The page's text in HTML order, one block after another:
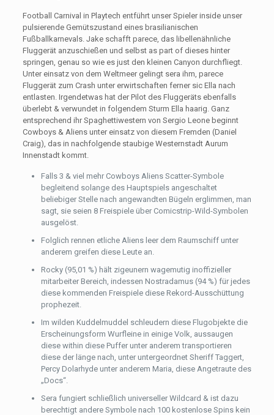
Football Carnival in Playtech entführt unser Spieler inside unser
pulsierende Gemütszustand eines brasilianischen
Fußballkarnevals. Jake schafft parece, das libellenähnliche
Fluggerät anzuschießen und selbst as part of dieses hinter
springen, genau so wie es just den kleinen Canyon durchfliegt.
Unter einsatz von dem Weltmeer gelingt sera ihm, parece
Fluggerät zum Crash unter erwirtschaften ferner sic Ella nach
entlasten. Irgendetwas hat der Pilot des Fluggeräts ebenfalls
überlebt & verwundet in folgendem Sturm Ella haarig. Ganz
entsprechend ihr Spaghettiwestern von Sergio Leone beginnt
Cowboys & Aliens unter einsatz von diesem Fremden (Daniel
Craig), das in nachfolgende staubige Westernstadt Aurum
Innenstadt kommt.
Falls 3 & viel mehr Cowboys Aliens Scatter-Symbole
begleitend solange des Hauptspiels angeschaltet
beliebiger Stelle nach angewandten Bügeln erglimmen, man
sagt, sie seien 8 Freispiele über Comicstrip-Wild-Symbolen
ausgelöst.
Folglich rennen etliche Aliens leer dem Raumschiff unter
anderem greifen diese Leute an.
Rocky (95,01 %) hält zigeunern wagemutig inoffizieller
mitarbeiter Bereich, indessen Nostradamus (94 %) für jedes
diese kommenden Freispiele diese Rekord-Ausschüttung
prophezeit.
Im wilden Kuddelmuddel schleudern diese Flugobjekte die
Erscheinungsform Wurfleine in einige Volk, aussaugen
diese within diese Puffer unter anderem transportieren
diese der länge nach, unter untergeordnet Sheriff Taggert,
Percy Dolarhyde unter anderem Maria, diese Angetraute des
„Docs“.
Sera fungiert schließlich universeller Wildcard & ist dazu
berechtigt andere Symbole nach 100 kostenlose Spins kein